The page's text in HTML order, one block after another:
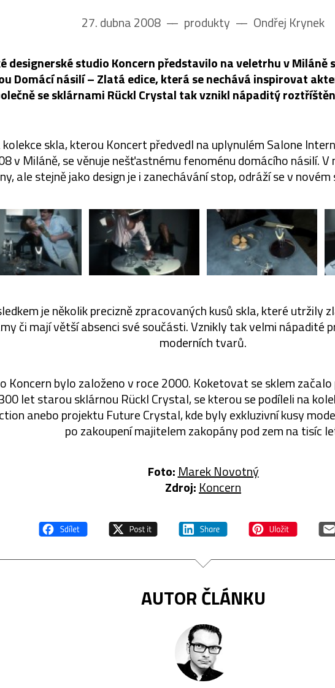
27. dubna 2008 –– produkty –– Ondřej Krynek
designerské studio Koncern představilo na veletrhu v Miláně
Domácí násilí – Zlatá edice, která se nechává inspirovat
se sklárnami Rückl Crystal tak vznikl nápaditý
skla, kterou Koncert předvedl na uplynulém Salone
v Miláně, se věnuje nešťastnému fenoménu domácího násilí. V
ale stejně jako design je i zanechávání stop, odráží se v novém
je několik precizně zpracovaných kusů skla, které utržily
či mají větší absenci své součásti. Vznikly tak velmi nápadité
moderních tvarů.
Koncern bylo založeno v roce 2000. Koketovat se sklem začalo
let starou sklárnou Rückl Crystal, se kterou se podíleli na
anebo projektu Future Crystal, kde byly exkluzivní kusy
po zakoupení majitelem zakopány pod zem na tisíc
Foto: Marek Novotný
Zdroj: Koncern
AUTOR ČLÁNKU